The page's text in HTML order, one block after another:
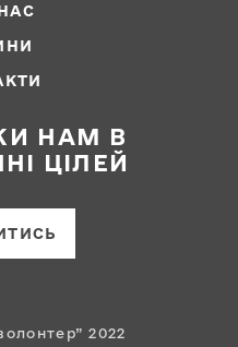
НАМ В
ЦІЛЕЙ
2022